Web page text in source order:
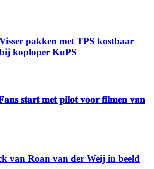
pakken met TPS kostbaar
koploper KuPS
𝐬𝐭𝐚𝐫𝐭 𝐦𝐞𝐭 𝐩𝐢𝐥𝐨𝐭 𝐯𝐨𝐨𝐫 𝐟𝐢𝐥𝐦𝐞𝐧 𝐯𝐚𝐧
van Roan van der Weij in beeld